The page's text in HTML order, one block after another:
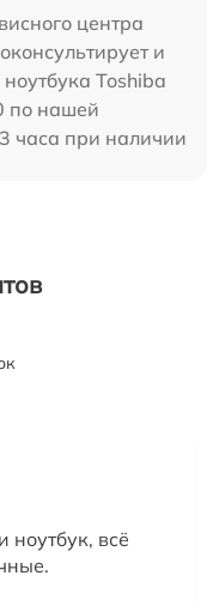
центра
и
Toshiba
по нашей
часа при наличии
ноутбук, всё